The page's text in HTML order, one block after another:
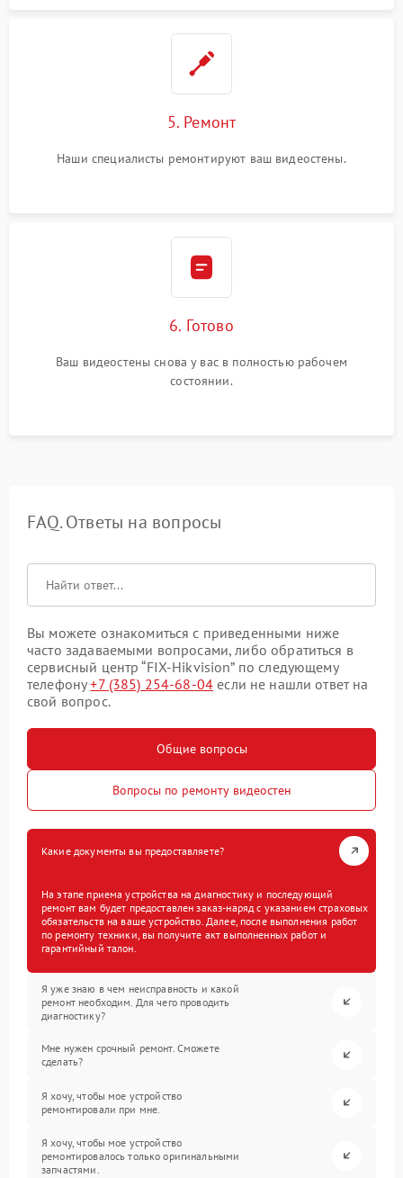
5. Ремонт
Наши специалисты ремонтируют ваш видеостены.
6. Готово
Ваш видеостены снова у вас в полностью рабочем
состоянии.
FAQ. Ответы на вопросы
Вы можете ознакомиться с приведенными ниже
часто задаваемыми вопросами, либо обратиться в
сервисный центр “FIX-Hikvision” по следующему
телефону+7 (385) 254-68-04 если не нашли ответ на
свой вопрос.
Общие вопросы
Вопросы по ремонту видеостен
Какие документы вы предоставляете?
На этапе приема устройства на диагностику и последующий
ремонт вам будет предоставлен заказ-наряд с указанием страховых
обязательств на ваше устройство. Далее, после выполнения работ
по ремонту техники, вы получите акт выполненных работ и
гарантийный талон.
Я уже знаю в чем неисправность и какой
ремонт необходим. Для чего проводить
диагностику?
Мне нужен срочный ремонт. Сможете
сделать?
Я хочу, чтобы мое устройство
ремонтировали при мне.
Я хочу, чтобы мое устройство
ремонтировалось только оригинальными
запчастями.